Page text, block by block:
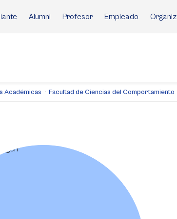
Alumni Profesor Empleado
Académicas Facultad de Ciencias del Comportamiento